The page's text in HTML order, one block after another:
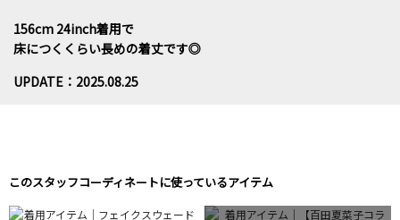
156cm 24inch着用で
床につくくらい長めの着丈です◎
UPDATE：2025.08.25
このスタッフコーディネートに使っているアイテム